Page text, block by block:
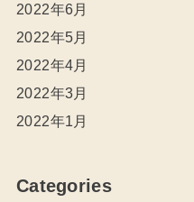
2022年6月
2022年5月
2022年4月
2022年3月
2022年1月
Categories